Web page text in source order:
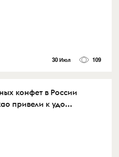
30 Июл 109
конфет в России
привели к удо...